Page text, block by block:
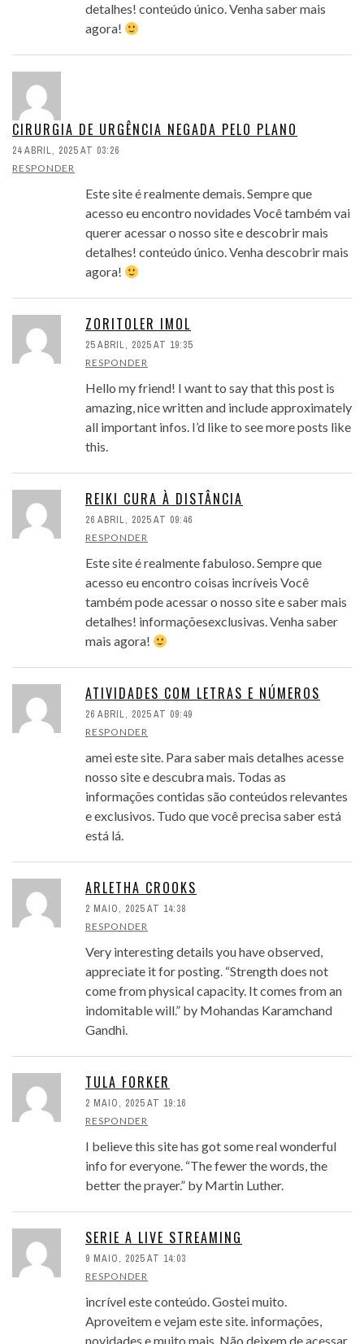
detalhes! conteúdo único. Venha saber mais
agora!
CIRURGIA DE URGÊNCIA NEGADA PELO PLANO
24 ABRIL, 2025 AT 03:26
RESPONDER
Este site é realmente demais. Sempre que
acesso eu encontro novidades Você também vai
querer acessar o nosso site e descobrir mais
detalhes! conteúdo único. Venha descobrir mais
agora!
ZORITOLER IMOL
25 ABRIL, 2025 AT 19:35
RESPONDER
Hello my friend! I want to say that this post is
amazing, nice written and include approximately
all important infos. I’d like to see more posts like
this.
REIKI CURA À DISTÂNCIA
26 ABRIL, 2025 AT 09:46
RESPONDER
Este site é realmente fabuloso. Sempre que
acesso eu encontro coisas incríveis Você
também pode acessar o nosso site e saber mais
detalhes! informaçõesexclusivas. Venha saber
mais agora!
ATIVIDADES COM LETRAS E NÚMEROS
26 ABRIL, 2025 AT 09:49
RESPONDER
amei este site. Para saber mais detalhes acesse
nosso site e descubra mais. Todas as
informações contidas são conteúdos relevantes
e exclusivos. Tudo que você precisa saber está
está lá.
ARLETHA CROOKS
2 MAIO, 2025 AT 14:38
RESPONDER
Very interesting details you have observed,
appreciate it for posting. “Strength does not
come from physical capacity. It comes from an
indomitable will.” by Mohandas Karamchand
Gandhi.
TULA FORKER
2 MAIO, 2025 AT 19:16
RESPONDER
I believe this site has got some real wonderful
info for everyone. “The fewer the words, the
better the prayer.” by Martin Luther.
SERIE A LIVE STREAMING
9 MAIO, 2025 AT 14:03
RESPONDER
incrível este conteúdo. Gostei muito.
Aproveitem e vejam este site. informações,
novidades e muito mais. Não deixem de acessar